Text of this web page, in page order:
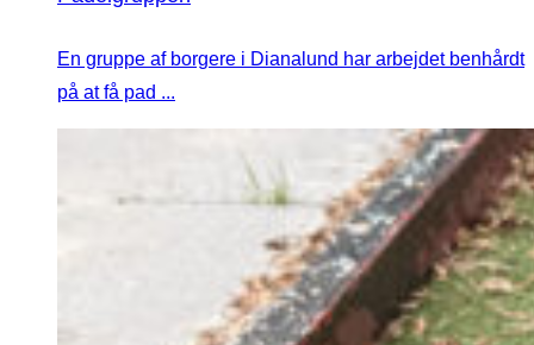
En gruppe af borgere i Dianalund har arbejdet benhårdt
på at få pad ...